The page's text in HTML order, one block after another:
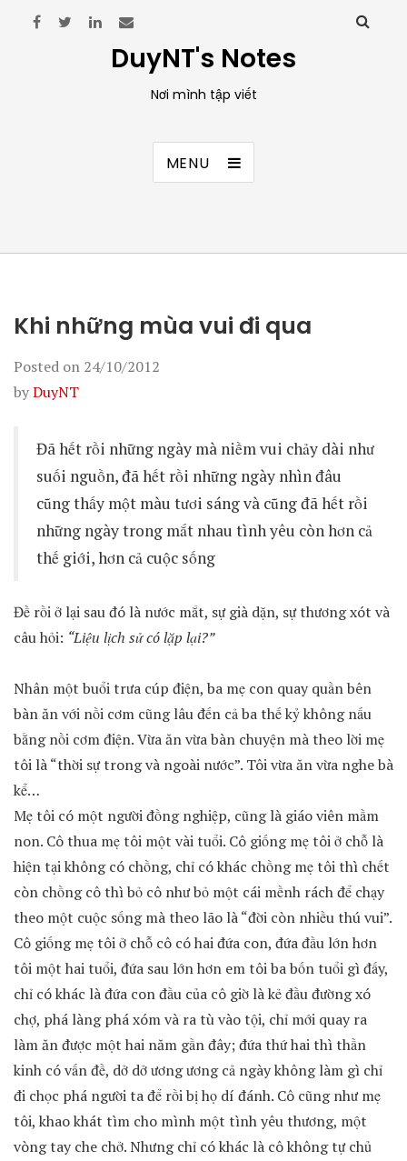
DuyNT's Notes
Nơi mình tập viết
MENU
Khi những mùa vui đi qua
Posted on 24/10/2012
byDuyNT
Đã hết rồi những ngày mà niềm vui chảy dài như
suối nguồn, đã hết rồi những ngày nhìn đâu
cũng thấy một màu tươi sáng và cũng đã hết rồi
những ngày trong mắt nhau tình yêu còn hơn cả
thế giới, hơn cả cuộc sống
Đề rồi ở lại sau đó là nước mắt, sự già dặn, sự thương xót và
câu hỏi: “Liệu lịch sử có lặp lại?”
Nhân một buổi trưa cúp điện, ba mẹ con quay quần bên
bàn ăn với nồi cơm cũng lâu đến cả ba thế kỷ không nấu
bằng nồi cơm điện. Vừa ăn vừa bàn chuyện mà theo lời mẹ
tôi là “thời sự trong và ngoài nước”. Tôi vừa ăn vừa nghe bà
kể…
Mẹ tôi có một người đồng nghiệp, cũng là giáo viên mầm
non. Cô thua mẹ tôi một vài tuổi. Cô giống mẹ tôi ở chỗ là
hiện tại không có chồng, chỉ có khác chồng mẹ tôi thì chết
còn chồng cô thì bỏ cô như bỏ một cái mềnh rách để chạy
theo một cuộc sống mà theo lão là “đời còn nhiều thú vui”.
Cô giống mẹ tôi ở chỗ cô có hai đứa con, đứa đầu lớn hơn
tôi một hai tuổi, đứa sau lớn hơn em tôi ba bốn tuổi gì đấy,
chỉ có khác là đứa con đầu của cô giờ là kẻ đầu đường xó
chợ, phá làng phá xóm và ra tù vào tội, chỉ mới quay ra
làm ăn được một hai năm gần đây; đứa thứ hai thì thần
kinh có vấn đề, dở dở ương ương cả ngày không làm gì chỉ
đi chọc phá người ta để rồi bị họ dí đánh. Cô cũng như mẹ
tôi, khao khát tìm cho mình một tình yêu thương, một
vòng tay che chở. Nhưng chỉ có khác là cô không tự chủ